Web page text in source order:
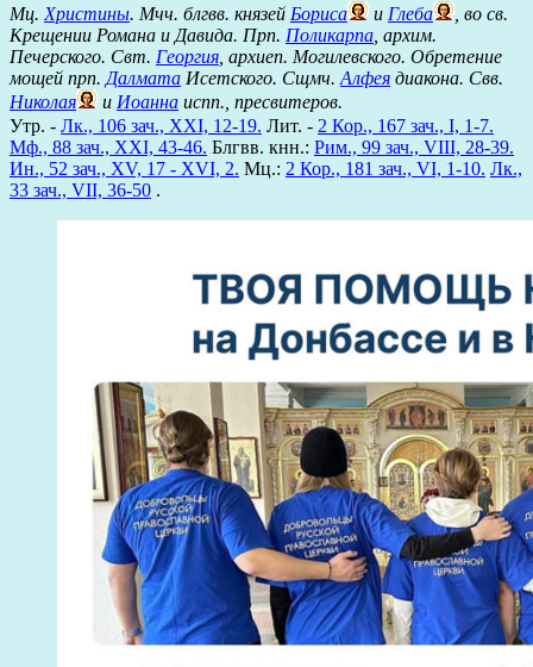
Мц.Христины. Мчч. блгвв. князей Бориса и Глеба
, во св.
Крещении Романа и Давида. Прп. Поликарпа, архим.
Печерского. Свт. Георгия, архиеп. Могилевского. Обретение
мощей прп.Далмата Исетского. Сщмч.Алфея диакона. Свв.
Николая
и Иоанна испп., пресвитеров.
Утр. - Лк., 106 зач., XXI, 12-19. Лит. - 2 Кор., 167 зач., I, 1-7.
Мф., 88 зач., XXI, 43-46. Блгвв. кнн.: Рим., 99 зач., VIII, 28-39.
Ин., 52 зач., XV, 17 - XVI, 2. Мц.: 2 Кор., 181 зач., VI, 1-10. Лк.,
33 зач., VII, 36-50 .